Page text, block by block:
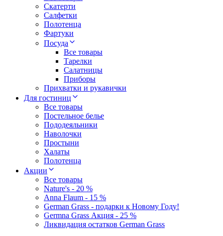
Скатерти
Салфетки
Полотенца
Фартуки
Посуда
Все товары
Тарелки
Салатницы
Приборы
Прихватки и рукавички
Для гостиниц
Все товары
Постельное белье
Пододеяльники
Наволочки
Простыни
Халаты
Полотенца
Акции
Все товары
Nature's - 20 %
Anna Flaum - 15 %
German Grass - подарки к Новому Году!
Germna Grass Акция - 25 %
Ликвидация остатков German Grass